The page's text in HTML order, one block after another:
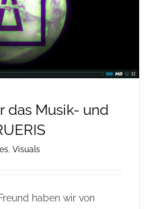
das Musik- und
, Visuals
haben wir von